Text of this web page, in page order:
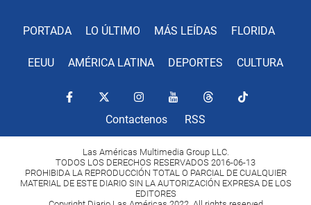
PORTADA LO ÚLTIMO MÁS LEÍDAS FLORIDA
EEUU AMÉRICA LATINA DEPORTES CULTURA
Contactenos RSS
Las Américas Multimedia Group LLC.
TODOS LOS DERECHOS RESERVADOS 2016-06-13
PROHIBIDA LA REPRODUCCIÓN TOTAL O PARCIAL DE CUALQUIER
MATERIAL DE ESTE DIARIO SIN LA AUTORIZACIÓN EXPRESA DE LOS
EDITORES